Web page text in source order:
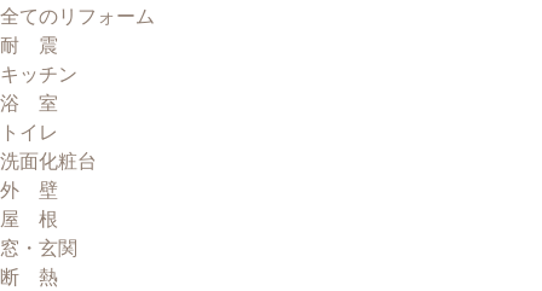
全てのリフォーム
耐 震
キッチン
浴 室
トイレ
洗面化粧台
外 壁
屋 根
窓・玄関
断 熱